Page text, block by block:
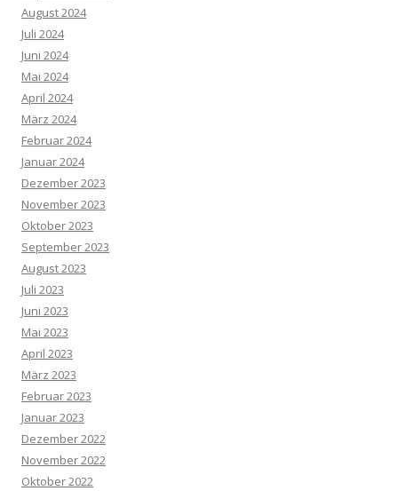
August 2024
Juli 2024
Juni 2024
Mai 2024
April 2024
März 2024
Februar 2024
Januar 2024
Dezember 2023
November 2023
Oktober 2023
September 2023
August 2023
Juli 2023
Juni 2023
Mai 2023
April 2023
März 2023
Februar 2023
Januar 2023
Dezember 2022
November 2022
Oktober 2022